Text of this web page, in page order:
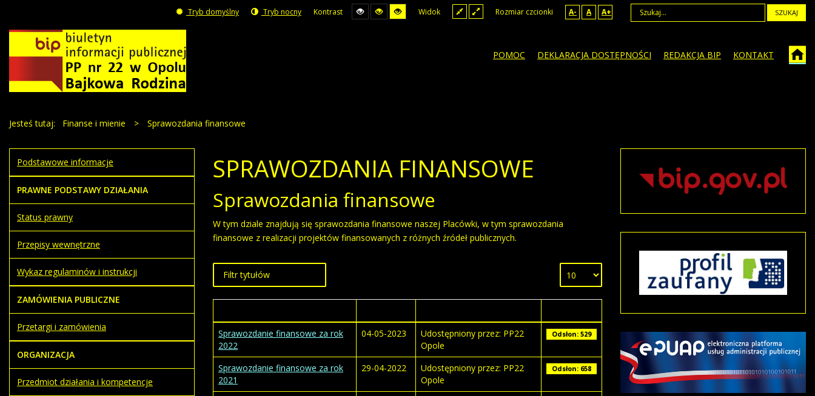
Tryb domyślny Tryb nocny Kontrast Widok Rozmiar czcionki A- A A+ SZUKAJ
POMOC DEKLARACJA DOSTĘPNOŚCI REDAKCJA BIP KONTAKT
Jesteś tutaj: Finanse i mienie > Sprawozdania finansowe
SPRAWOZDANIA FINANSOWE
Sprawozdania finansowe
W tym dziale znajdują się sprawozdania finansowe naszej Placówki, w tym sprawozdania
finansowe z realizacji projektów finansowanych z różnych źródeł publicznych.
Sprawozdanie finansowe za rok
2022
04-05-2023
Udostępniony przez: PP22
Opole
Odsłon: 529
Sprawozdanie finansowe za rok
2021
29-04-2022
Udostępniony przez: PP22
Opole
Odsłon: 658
Podstawowe informacje
PRAWNE PODSTAWY DZIAŁANIA
Status prawny
Przepisy wewnętrzne
Wykaz regulaminów i instrukcji
ZAMÓWIENIA PUBLICZNE
Przetargi i zamówienia
ORGANIZACJA
Przedmiot działania i kompetencje